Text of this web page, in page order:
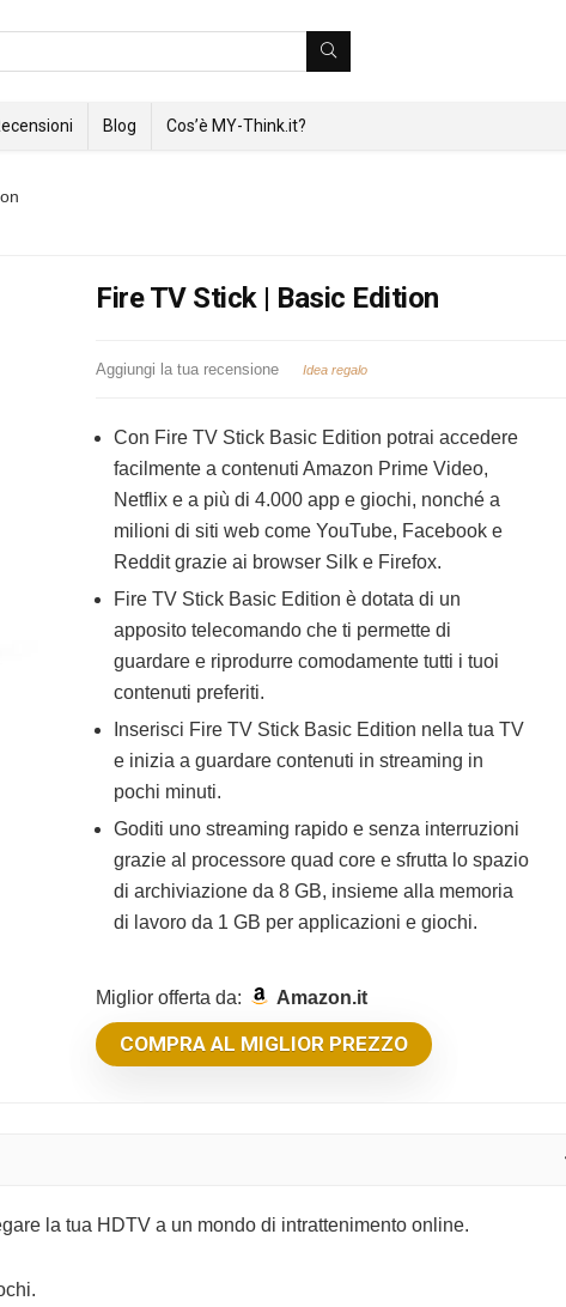
Blog Cos’è MY-Think.it?
Fire TV Stick | Basic Edition
Aggiungi la tua recensione Idea regalo
Con Fire TV Stick Basic Edition potrai accedere
facilmente a contenuti Amazon Prime Video,
Netflix e a più di 4.000 app e giochi, nonché a
milioni di siti web come YouTube, Facebook e
Reddit grazie ai browser Silk e Firefox.
Fire TV Stick Basic Edition è dotata di un
apposito telecomando che ti permette di
guardare e riprodurre comodamente tutti i tuoi
contenuti preferiti.
Inserisci Fire TV Stick Basic Edition nella tua TV
e inizia a guardare contenuti in streaming in
pochi minuti.
Goditi uno streaming rapido e senza interruzioni
grazie al processore quad core e sfrutta lo spazio
di archiviazione da 8 GB, insieme alla memoria
di lavoro da 1 GB per applicazioni e giochi.
Miglior offerta da: Amazon.it
COMPRA AL MIGLIOR PREZZO
la tua HDTV a un mondo di intrattenimento online.